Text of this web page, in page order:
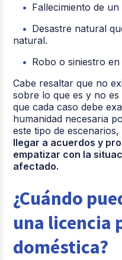
Fallecimiento de un
Desastre natural
natural.
Robo o siniestro
Cabe resaltar que no
sobre lo que es y no
que cada caso debe
humanidad necesaria
este tipo de escenarios,
llegar a acuerdos y
empatizar con la
afectado.
¿Cuándo
una licencia
doméstica?